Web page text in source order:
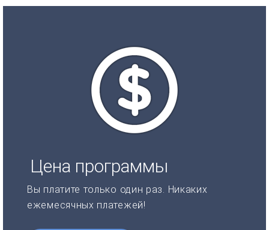
Цена программы
Вы платите только один раз. Никаких
ежемесячных платежей!